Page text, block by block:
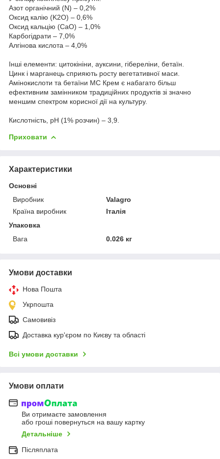
Азот органічний (N) – 0,2%
Оксид калію (K2O) – 0,6%
Оксид кальцію (CaO) – 1,0%
Карбогідрати – 7,0%
Алгінова кислота – 4,0%
Інші елементи: цитокініни, ауксини, гібереліни, бетаїн.
Цинк і марганець сприяють росту вегетативної маси.
Амінокислоти та бетаїни МС Крем є набагато більш
ефективним замінником традиційних продуктів зі значно
меншим спектром корисної дії на культуру.
Кислотність, рН (1% розчин) – 3,9.
Приховати
Характеристики
Основні
Виробник
Valagro
Країна виробник
Італія
Упаковка
Вага
0.026 кг
Умови доставки
Нова Пошта
Укрпошта
Самовивіз
Доставка кур'єром по Києву та області
Всі умови доставки
Умови оплати
Ви отримаєте замовлення
або гроші повернуться на вашу картку
Детальніше
Післяплата